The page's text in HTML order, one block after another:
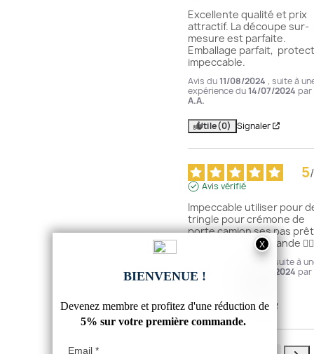
Excellente qualité et prix
attractif. La découpe sur-
mesure est parfaite.
Emballage parfait,
impeccable.
Avis du11/08/2024 , suite à
expérience du14/07/2024 par
A.A.
Utile(0) Signaler
5/
Avis vérifié
Impeccable utiliser pour
tringle pour crémone de
porte camion ses pas
bouger je recommande 👍🏼
, suite à
expérience du
19/03/2024 par
A.A.
Utile(1) Signaler